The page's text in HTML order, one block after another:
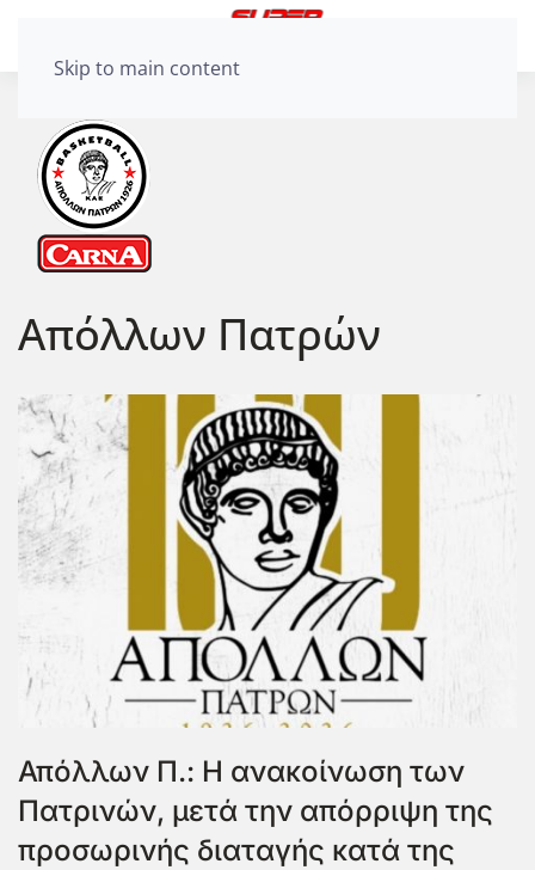
Skip to main content
Απόλλων Πατρών
Απόλλων Π.: Η ανακοίνωση των
Πατρινών, μετά την απόρριψη της
προσωρινής διαταγής κατά της